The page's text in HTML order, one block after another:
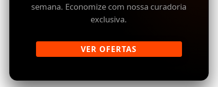
semana. Economize com nossa curadoria
exclusiva.
VER OFERTAS